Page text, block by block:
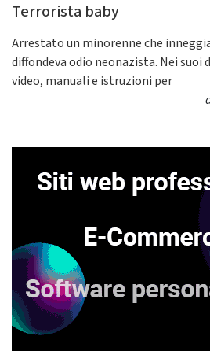
Terrorista baby
Arrestato un minorenne che
diffondeva odio neonazista. Nei
video, manuali e istruzioni per